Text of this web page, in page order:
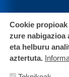
Cookie
zure nabigazioa
eta helburu
aztertuta.